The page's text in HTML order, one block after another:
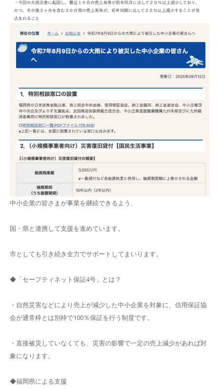
中小企業の皆さまが事業を継続できるよう、
国・県と連携して支援を進めています。
市としても引き続き全力でサポートしてまいります。
◆「セーフティネット保証4号」とは？
・自然災害などにより売上が減少した中小企業を対象に、信用保証協
会が通常枠とは別枠で100％保証を行う制度です。
・直接被災していなくても、災害の影響で一定の売上減少があれば対
象になります。
◆福岡県による支援